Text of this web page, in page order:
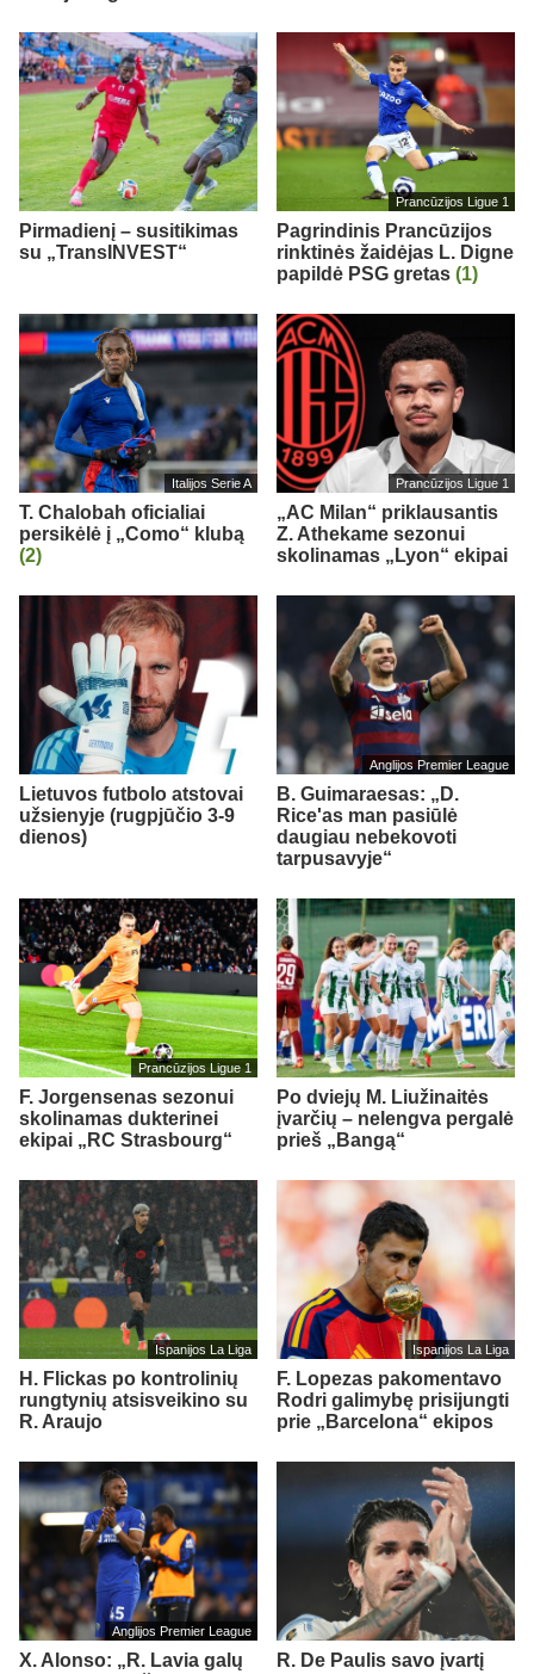
Pirmadienį – susitikimas
su „TransINVEST“
Prancūzijos Ligue 1
Pagrindinis Prancūzijos
rinktinės žaidėjas L. Digne
papildė PSG gretas (1)
Italijos Serie A
T. Chalobah oficialiai
persikėlė į „Como“ klubą
(2)
Prancūzijos Ligue 1
„AC Milan“ priklausantis
Z. Athekame sezonui
skolinamas „Lyon“ ekipai
Lietuvos futbolo atstovai
užsienyje (rugpjūčio 3-9
dienos)
Anglijos Premier League
B. Guimaraesas: „D.
Rice'as man pasiūlė
daugiau nebekovoti
tarpusavyje“
Prancūzijos Ligue 1
F. Jorgensenas sezonui
skolinamas dukterinei
ekipai „RC Strasbourg“
Po dviejų M. Liužinaitės
įvarčių – nelengva pergalė
prieš „Bangą“
Ispanijos La Liga
H. Flickas po kontrolinių
rungtynių atsisveikino su
R. Araujo
Ispanijos La Liga
F. Lopezas pakomentavo
Rodri galimybę prisijungti
prie „Barcelona“ ekipos
Anglijos Premier League
X. Alonso: „R. Lavia galų
R. De Paulis savo įvartį